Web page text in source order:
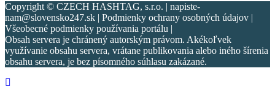
Copyright © CZECH HASHTAG, s.r.o. | napiste-
nam@slovensko247.sk | Podmienky ochrany osobných údajov |
Všeobecné podmienky používania portálu |
Obsah servera je chránený autorským právom. Akékoľvek
využívanie obsahu servera, vrátane publikovania alebo iného šírenia
obsahu servera, je bez písomného súhlasu zakázané.